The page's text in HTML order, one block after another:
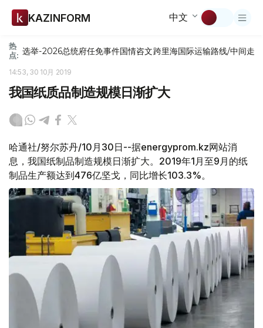
KAZINFORM 中文
热
点: 选举-2026总统府任免事件国情咨文跨里海国际运输路线/中间走廊
14:53, 30 10月 2019
我国纸质品制造规模日渐扩大
哈通社/努尔苏丹/10月30日--据energyprom.kz网站消
息，我国纸制品制造规模日渐扩大。2019年1月至9月的纸
制品生产额达到476亿坚戈，同比增长103.3%。